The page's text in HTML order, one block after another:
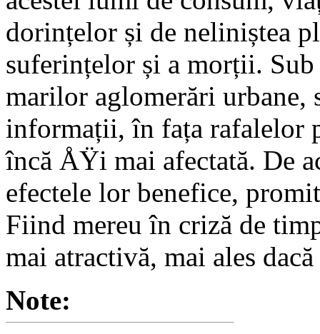
dorințelor și de neliniștea
suferințelor și a morții.
marilor aglomerări
informații, în fața rafalelor
încă ÅŸi mai afectată. De
efectele lor benefice,
Fiind mereu în criză de
mai atractivă, mai ales
Note: